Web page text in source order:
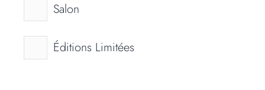
Salon
Éditions Limitées